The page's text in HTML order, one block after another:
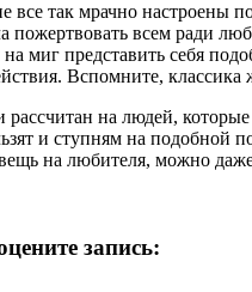
все так мрачно
пожертвовать всем
миг представить себя
Вспомните,
на людей,
и ступням на
на любителя, можно даже
запись: